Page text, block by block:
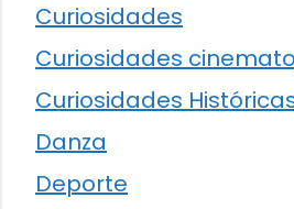
Curiosidades
Curiosidades
Curiosidades
Danza
Deporte